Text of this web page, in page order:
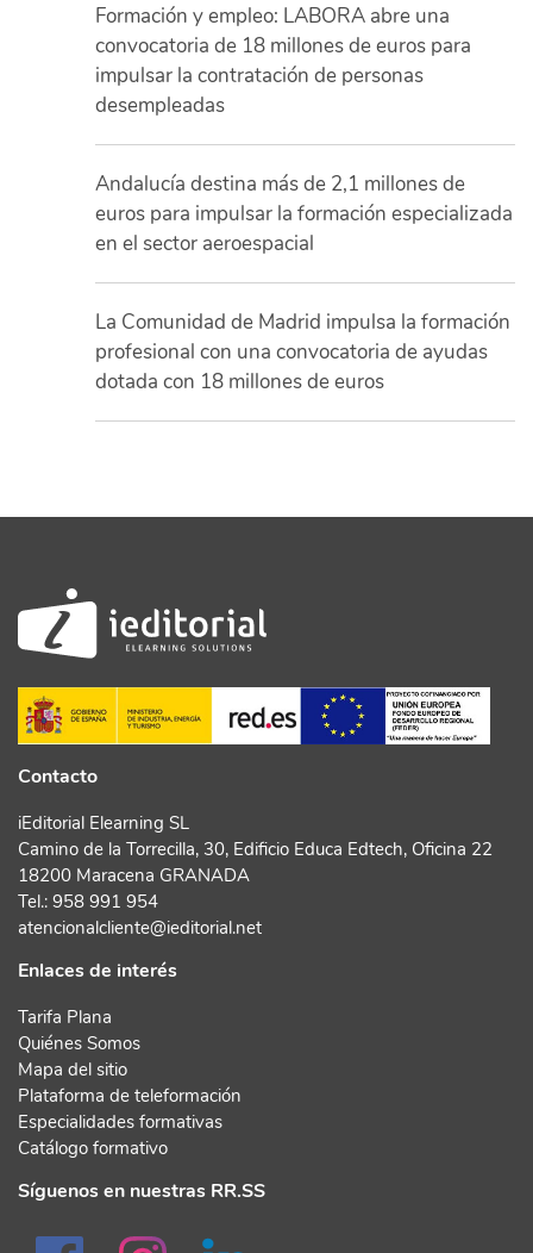
Formación y empleo: LABORA abre una
convocatoria de 18 millones de euros para
impulsar la contratación de personas
desempleadas
Andalucía destina más de 2,1 millones de
euros para impulsar la formación especializada
en el sector aeroespacial
La Comunidad de Madrid impulsa la formación
profesional con una convocatoria de ayudas
dotada con 18 millones de euros
Contacto
iEditorial Elearning SL
Camino de la Torrecilla, 30, Edificio Educa Edtech, Oficina 22
18200 Maracena GRANADA
Tel.: 958 991 954
atencionalcliente@ieditorial.net
Enlaces de interés
Tarifa Plana
Quiénes Somos
Mapa del sitio
Plataforma de teleformación
Especialidades formativas
Catálogo formativo
Síguenos en nuestras RR.SS